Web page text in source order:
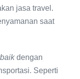
jasa travel.
saat
dengan
Seperti